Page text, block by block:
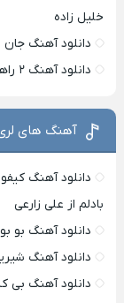
خلیل زاده
دانلود آهنگ جان
دانلود آهنگ ۲ راهی از ابوالفضل اسماعیل نژاد
آهنگ های
دانلود آهنگ
بادلم از علی زارعی
دانلود آهنگ بو
دانلود آهنگ
دانلود آهنگ